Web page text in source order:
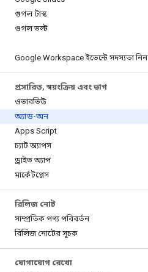
গুগল টাস্ক
গুগল ভল্ট
Google Workspace ইভেন্টে সদস্যতা নিন
প্রসারিত, স্বয়ংক্রিয় এবং ভাগ
ওভারভিউ
অ্যাড-অন
Apps Script
চ্যাট অ্যাপস
ড্রাইভ অ্যাপ
মার্কেটপ্লেস
রিলিজ নোট
সাম্প্রতিক পণ্য পরিবর্তন
রিলিজ নোটের সূচক
যোগাযোগ রেখো